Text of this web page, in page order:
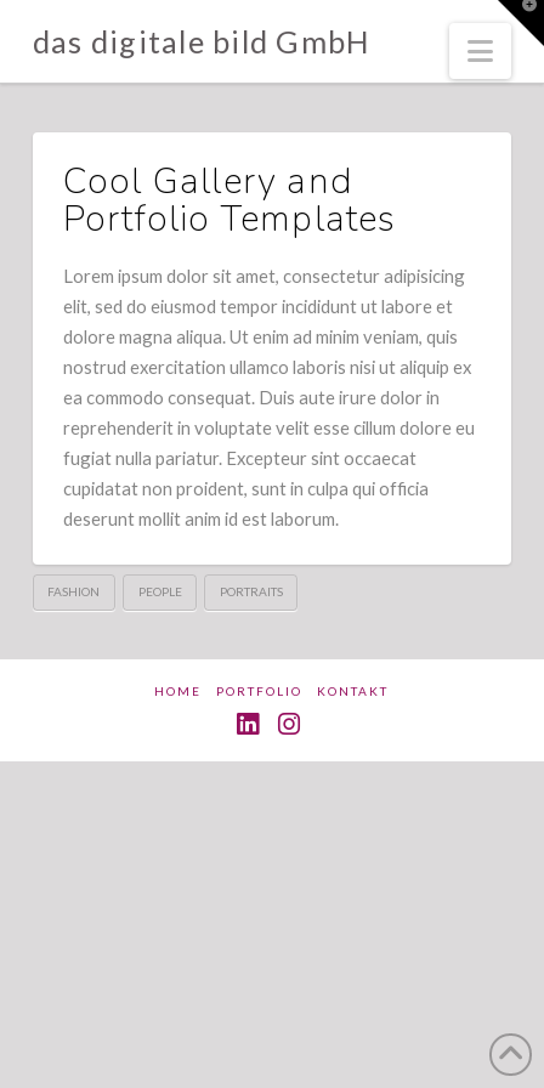
das digitale bild GmbH
Cool Gallery and
Portfolio Templates
Lorem ipsum dolor sit amet, consectetur adipisicing
elit, sed do eiusmod tempor incididunt ut labore et
dolore magna aliqua. Ut enim ad minim veniam, quis
nostrud exercitation ullamco laboris nisi ut aliquip ex
ea commodo consequat. Duis aute irure dolor in
reprehenderit in voluptate velit esse cillum dolore eu
fugiat nulla pariatur. Excepteur sint occaecat
cupidatat non proident, sunt in culpa qui officia
deserunt mollit anim id est laborum.
FASHION PEOPLE PORTRAITS
HOME PORTFOLIO KONTAKT